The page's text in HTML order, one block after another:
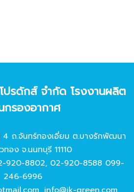
ปรดักส์ จํากัด โรงงานผลิต
กรองอากาศ
ถ.จันทร์ทองเอี่ยม ต.บางรักพัฒนา
ทอง จ.นนทบุรี 11110
920-8802, 02-920-8588 099-
246-6996